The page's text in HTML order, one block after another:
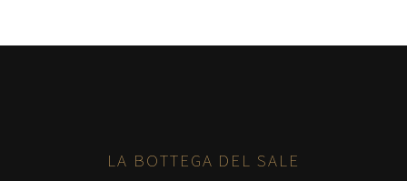
LA BOTTEGA DEL SALE